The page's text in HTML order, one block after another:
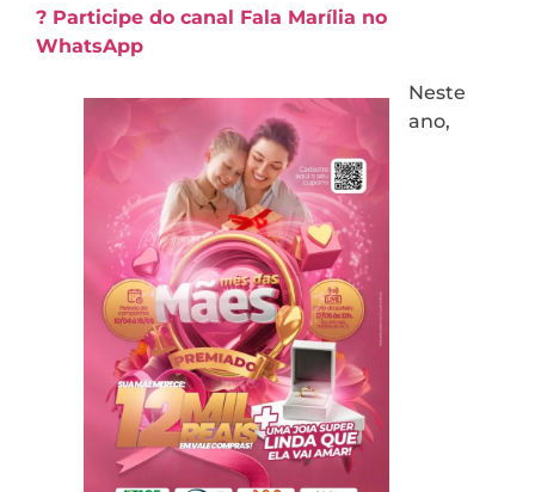
? Participe do canal Fala Marília no
WhatsApp
Neste
ano,